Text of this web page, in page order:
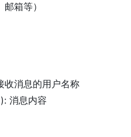
箱等）
收消息的用户名称
消息内容